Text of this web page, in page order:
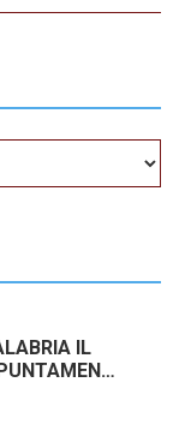
IL